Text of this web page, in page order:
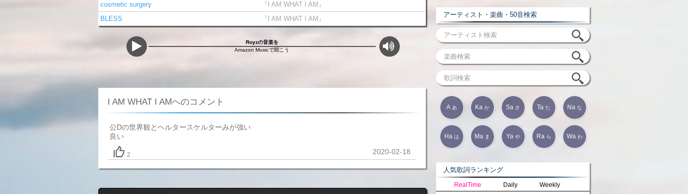
cosmetic surgery
『I AM WHAT I AM』
BLESS
『I AM WHAT I AM』
Royzの音楽を
Amazon Musicで聞こう
I AM WHAT I AMへのコメント
公Dの世界観とヘルタースケルターみが強い
良い
2 2020-02-18
アーティスト・楽曲・50音検索
A あ Ka か Sa さ Ta た Na な
Ha は Ma ま Ya や Ra ら Wa わ
人気歌詞ランキング
RealTime Daily Weekly